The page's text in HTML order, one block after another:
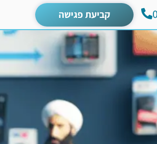
קביעת פגישה